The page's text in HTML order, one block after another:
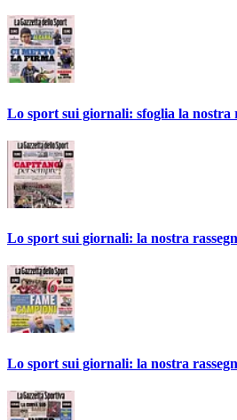
Lo sport sui giornali: sfoglia la nostra
Lo sport sui giornali: la nostra
Lo sport sui giornali: la nostra